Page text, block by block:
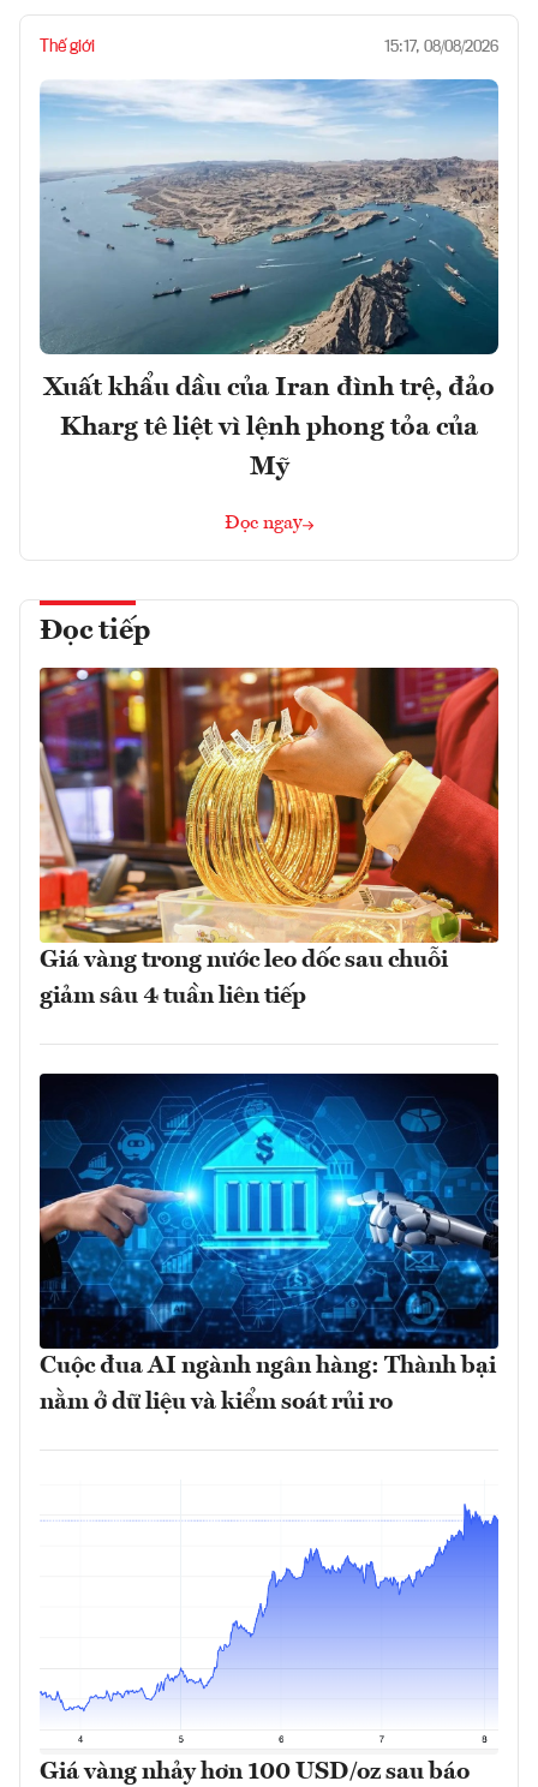
Thế giới 15:17, 08/08/2026
Xuất khẩu dầu của Iran đình trệ, đảo
Kharg tê liệt vì lệnh phong tỏa của
Mỹ
Đọc ngay
Đọc tiếp
Giá vàng trong nước leo dốc sau chuỗi
giảm sâu 4 tuần liên tiếp
Cuộc đua AI ngành ngân hàng: Thành bại
nằm ở dữ liệu và kiểm soát rủi ro
Giá vàng nhảy hơn 100 USD/oz sau báo